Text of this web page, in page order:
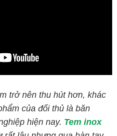
trở nên thu hút hơn, khác
của đối thủ là băn
hiện nay. Tem inox